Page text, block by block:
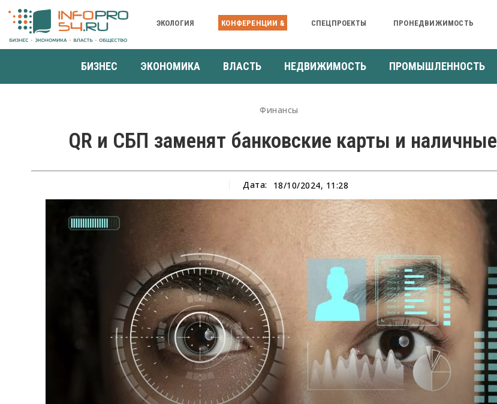
ЭКОЛОГИЯ КОНФЕРЕНЦИИ & СПЕЦПРОЕКТЫ ПРОНЕДВИЖИМОСТЬ
БИЗНЕС ЭКОНОМИКА ВЛАСТЬ НЕДВИЖИМОСТЬ ПРОМЫШЛЕННОСТЬ
Финансы
QR и СБП заменят банковские карты и наличные
Дата: 18/10/2024, 11:28